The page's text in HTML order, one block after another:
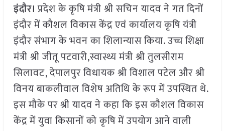
इंदौर।प्रदेश के कृषि मंत्री श्री सचिन यादव ने गत दिनों
इंदौर में कौशल विकास केंद्र एवं कार्यालय कृषि यंत्री
इंदौर संभाग के भवन का शिलान्यास किया. उच्च शिक्षा
मंत्री श्री जीतू पटवारी,स्वास्थ्य मंत्री श्री तुलसीराम
सिलावट, देपालपुर विधायक श्री विशाल पटेल और श्री
विनय बाकलीवाल विशेष अतिथि के रूप में उपस्थित थे.
इस मौके पर श्री यादव ने कहा कि इस कौशल विकास
केंद्र में युवा किसानों को कृषि में उपयोग आने वाली